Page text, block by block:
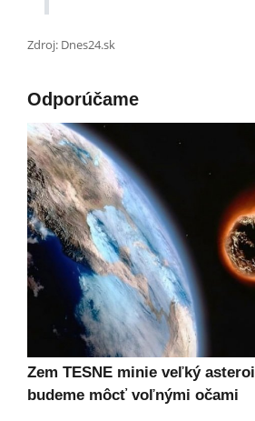
Zdroj: Dnes24.sk
Odporúčame
Zem TESNE minie veľký
budeme môcť voľnými očami